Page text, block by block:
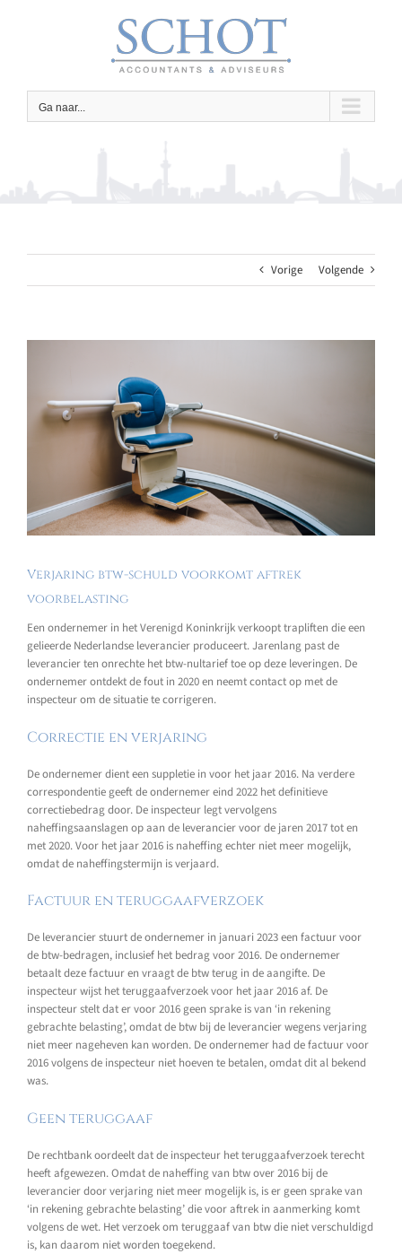
Ga naar...
Vorige Volgende
Verjaring btw-schuld voorkomt aftrek
voorbelasting
Een ondernemer in het Verenigd Koninkrijk verkoopt trapliften die een
gelieerde Nederlandse leverancier produceert. Jarenlang past de
leverancier ten onrechte het btw-nultarief toe op deze leveringen. De
ondernemer ontdekt de fout in 2020 en neemt contact op met de
inspecteur om de situatie te corrigeren.
Correctie en verjaring
De ondernemer dient een suppletie in voor het jaar 2016. Na verdere
correspondentie geeft de ondernemer eind 2022 het definitieve
correctiebedrag door. De inspecteur legt vervolgens
naheffingsaanslagen op aan de leverancier voor de jaren 2017 tot en
met 2020. Voor het jaar 2016 is naheffing echter niet meer mogelijk,
omdat de naheffingstermijn is verjaard.
Factuur en teruggaafverzoek
De leverancier stuurt de ondernemer in januari 2023 een factuur voor
de btw-bedragen, inclusief het bedrag voor 2016. De ondernemer
betaalt deze factuur en vraagt de btw terug in de aangifte. De
inspecteur wijst het teruggaafverzoek voor het jaar 2016 af. De
inspecteur stelt dat er voor 2016 geen sprake is van ‘in rekening
gebrachte belasting’, omdat de btw bij de leverancier wegens verjaring
niet meer nageheven kan worden. De ondernemer had de factuur voor
2016 volgens de inspecteur niet hoeven te betalen, omdat dit al bekend
was.
Geen teruggaaf
De rechtbank oordeelt dat de inspecteur het teruggaafverzoek terecht
heeft afgewezen. Omdat de naheffing van btw over 2016 bij de
leverancier door verjaring niet meer mogelijk is, is er geen sprake van
‘in rekening gebrachte belasting’ die voor aftrek in aanmerking komt
volgens de wet. Het verzoek om teruggaaf van btw die niet verschuldigd
is, kan daarom niet worden toegekend.